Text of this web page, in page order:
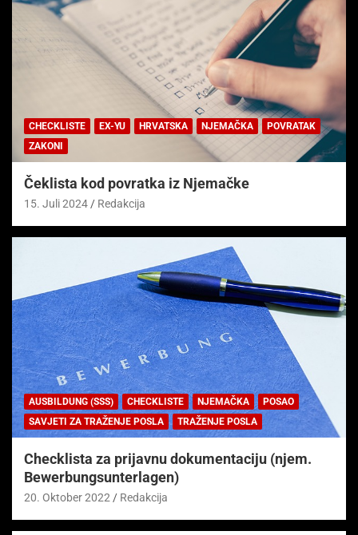
CHECKLISTE EX-YU HRVATSKA NJEMAČKA
POVRATAK
ZAKONI
Čeklista kod povratka iz Njemačke
15. Juli 2024 Redakcija
AUSBILDUNG (SSS) CHECKLISTE NJEMAČKA
POSAO
SAVJETI ZA TRAŽENJE POSLA
TRAŽENJE POSLA
Checklista za prijavnu dokumentaciju (njem.
Bewerbungsunterlagen)
20. Oktober 2022 Redakcija